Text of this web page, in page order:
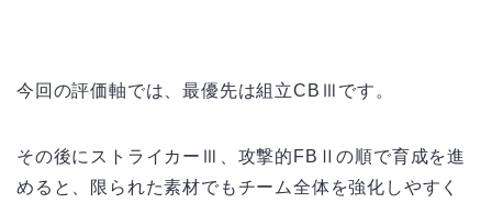
今回の評価軸では、最優先は組立CBⅢです。
その後にストライカーⅢ、攻撃的FBⅡの順で育成を進
めると、限られた素材でもチーム全体を強化しやすく